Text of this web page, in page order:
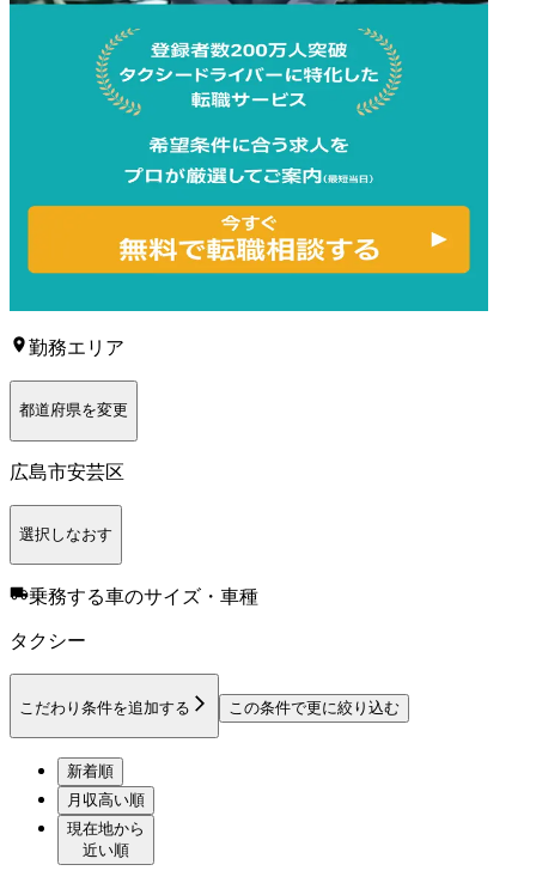
勤務エリア
都道府県を変更
広島市安芸区
選択しなおす
乗務する車のサイズ・車種
タクシー
こだわり条件を追加する この条件で更に絞り込む
新着順
月収高い順
現在地から
近い順